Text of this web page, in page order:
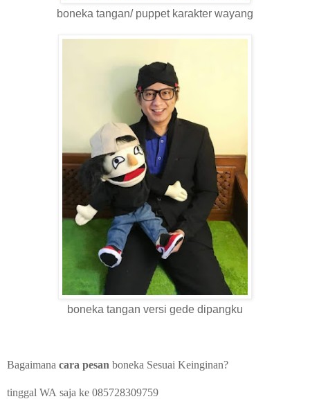
boneka tangan/ puppet karakter wayang
boneka tangan versi gede dipangku
Bagaimana cara pesan boneka Sesuai Keinginan?
tinggal WA saja ke 085728309759